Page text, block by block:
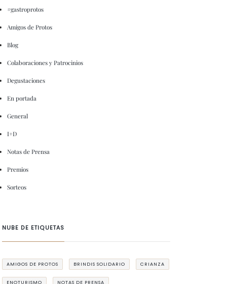
#gastroprotos
Amigos de Protos
Blog
Colaboraciones y Patrocinios
Degustaciones
En portada
General
I+D
Notas de Prensa
Premios
Sorteos
NUBE DE ETIQUETAS
AMIGOS DE PROTOS BRINDIS SOLIDARIO CRIANZA
ENOTURISMO NOTAS DE PRENSA